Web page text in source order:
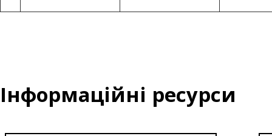
Інформаційні ресурси